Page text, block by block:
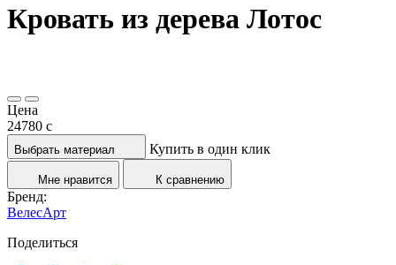
Кровать из дерева Лотос
Цена
24780 c
Выбрать материал Купить в один клик
Мне нравится К сравнению
Бренд:
ВелесАрт
Поделиться